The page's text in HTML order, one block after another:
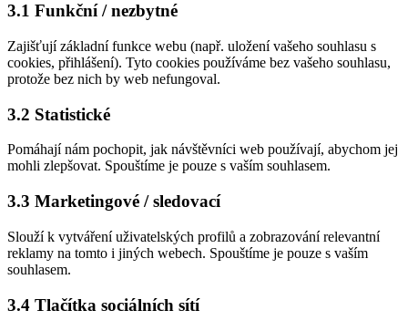
3.1 Funkční / nezbytné
Zajišťují základní funkce webu (např. uložení vašeho souhlasu s
cookies, přihlášení). Tyto cookies používáme bez vašeho souhlasu,
protože bez nich by web nefungoval.
3.2 Statistické
Pomáhají nám pochopit, jak návštěvníci web používají, abychom jej
mohli zlepšovat. Spouštíme je pouze s vaším souhlasem.
3.3 Marketingové / sledovací
Slouží k vytváření uživatelských profilů a zobrazování relevantní
reklamy na tomto i jiných webech. Spouštíme je pouze s vaším
souhlasem.
3.4 Tlačítka sociálních sítí